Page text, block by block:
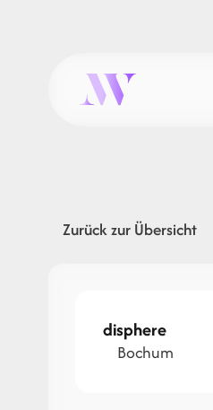
Zurück zur Übersicht
disphere
Bochum